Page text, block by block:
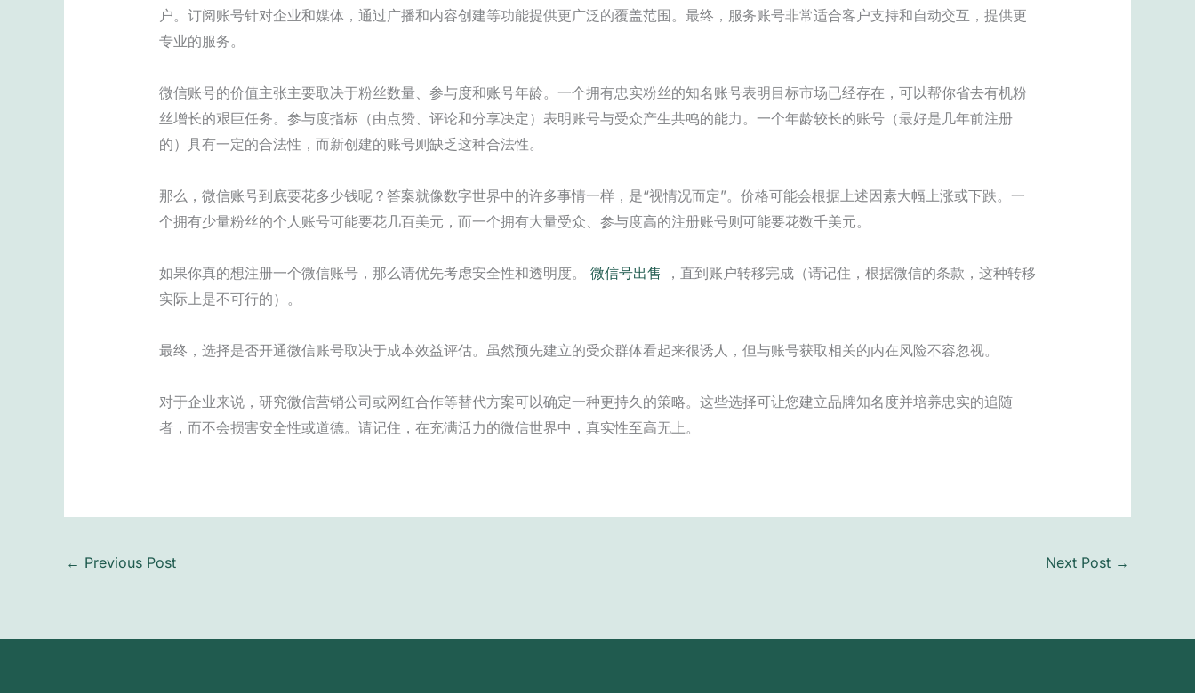
户。订阅账号针对企业和媒体，通过广播和内容创建等功能提供更广泛的覆盖范围。最终，服务账号非常适合客户支持和自动交互，提供更
专业的服务。
微信账号的价值主张主要取决于粉丝数量、参与度和账号年龄。一个拥有忠实粉丝的知名账号表明目标市场已经存在，可以帮你省去有机粉
丝增长的艰巨任务。参与度指标（由点赞、评论和分享决定）表明账号与受众产生共鸣的能力。一个年龄较长的账号（最好是几年前注册
的）具有一定的合法性，而新创建的账号则缺乏这种合法性。
那么，微信账号到底要花多少钱呢？答案就像数字世界中的许多事情一样，是“视情况而定”。价格可能会根据上述因素大幅上涨或下跌。一
个拥有少量粉丝的个人账号可能要花几百美元，而一个拥有大量受众、参与度高的注册账号则可能要花数千美元。
如果你真的想注册一个微信账号，那么请优先考虑安全性和透明度。 微信号出售 ，直到账户转移完成（请记住，根据微信的条款，这种转移
实际上是不可行的）。
最终，选择是否开通微信账号取决于成本效益评估。虽然预先建立的受众群体看起来很诱人，但与账号获取相关的内在风险不容忽视。
对于企业来说，研究微信营销公司或网红合作等替代方案可以确定一种更持久的策略。这些选择可让您建立品牌知名度并培养忠实的追随
者，而不会损害安全性或道德。请记住，在充满活力的微信世界中，真实性至高无上。
← Previous Post Next Post →